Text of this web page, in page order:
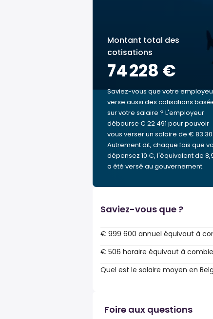
Montant total des
cotisations
74 228 €
Saviez-vous que votre
verse aussi des cotisations
sur votre salaire ? L'employeur
débourse € 22 491 pour pouvoir
vous verser un salaire de € 83
Autrement dit, chaque fois que
dépensez 10 €, l'équivalent de
a été versé au gouvernement.
Saviez-vous que ?
€ 999 600 annuel équivaut à
€ 506 horaire équivaut à
Quel est le salaire moyen en
Foire aux questions